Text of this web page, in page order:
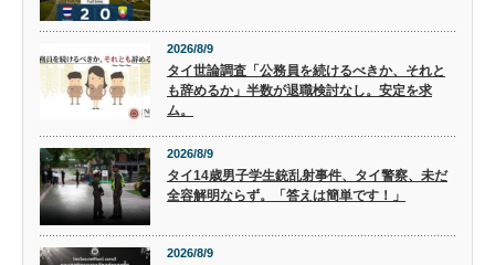
2026/8/9
タイ世論調査「公務員を続けるべきか、それと
も辞めるか」半数が退職検討なし。安定を求
ム。
2026/8/9
タイ14歳男子学生銃乱射事件、タイ警察、未だ
全容解明ならず。「答えは簡単です！」
2026/8/9